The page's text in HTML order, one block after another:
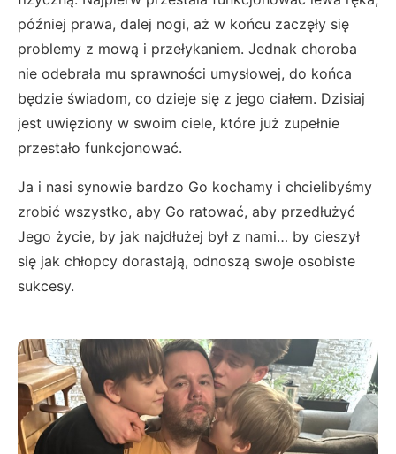
później prawa, dalej nogi, aż w końcu zaczęły się
problemy z mową i przełykaniem. Jednak choroba
nie odebrała mu sprawności umysłowej, do końca
będzie świadom, co dzieje się z jego ciałem. Dzisiaj
jest uwięziony w swoim ciele, które już zupełnie
przestało funkcjonować.
Ja i nasi synowie bardzo Go kochamy i chcielibyśmy
zrobić wszystko, aby Go ratować, aby przedłużyć
Jego życie, by jak najdłużej był z nami… by cieszył
się jak chłopcy dorastają, odnoszą swoje osobiste
sukcesy.